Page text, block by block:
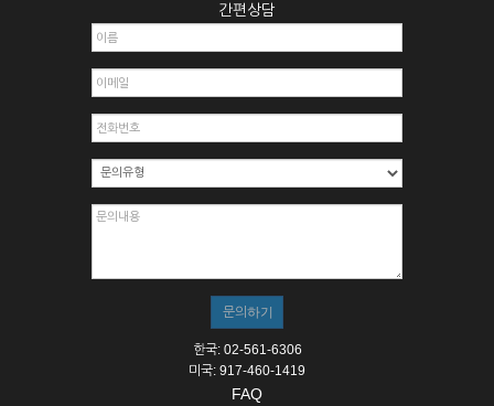
간편상담
한국: 02-561-6306
미국: 917-460-1419
FAQ